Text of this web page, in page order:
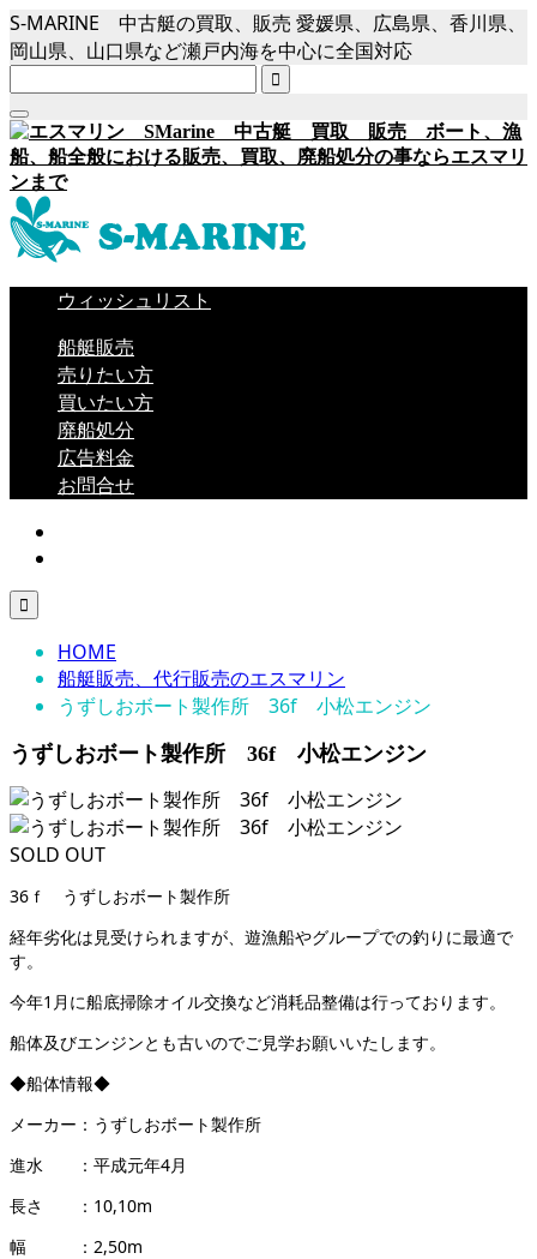
S-MARINE 中古艇の買取、販売 愛媛県、広島県、香川県、
岡山県、山口県など瀬戸内海を中心に全国対応

ウィッシュリスト
船艇販売
売りたい方
買いたい方
廃船処分
広告料金
お問合せ

HOME
船艇販売、代行販売のエスマリン
うずしおボート製作所 36f 小松エンジン
うずしおボート製作所 36f 小松エンジン
SOLD OUT
36ｆ うずしおボート製作所
経年劣化は見受けられますが、遊漁船やグループでの釣りに最適で
す。
今年1月に船底掃除オイル交換など消耗品整備は行っております。
船体及びエンジンとも古いのでご見学お願いいたします。
◆船体情報◆
メーカー：うずしおボート製作所
進水 ：平成元年4月
長さ ：10,10m
幅 ：2,50m